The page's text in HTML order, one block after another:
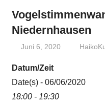
Niedernhausen
Juni 6, 2020
Datum/Zeit
Date(s) - 06/06/2020
18:00 - 19:30